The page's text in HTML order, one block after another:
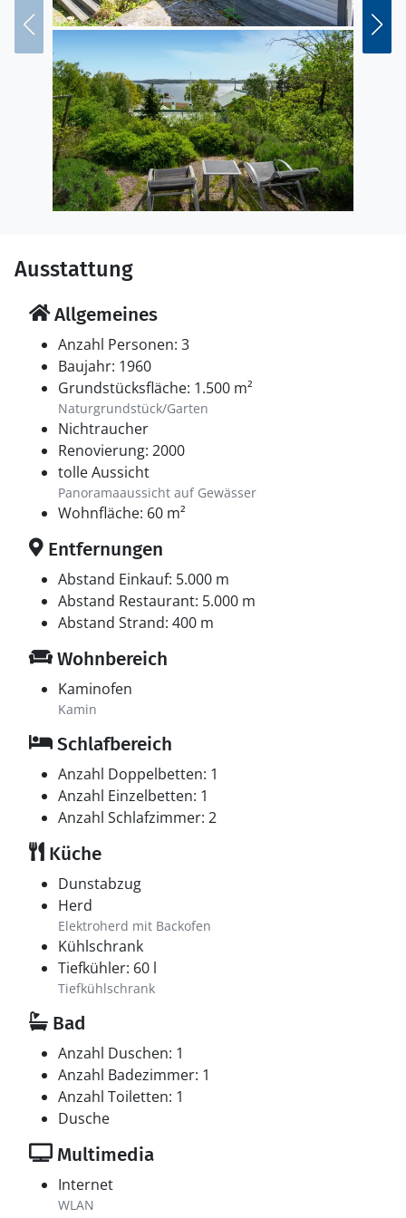
Erleben Sie das nahe gelegene Breviksbadet, einen der
schönsten Badeplätze der Umgebung. Unternehmen
Sie Bootstouren oder wandern Sie durch die felsige
Küstenlandschaft. Auch ein Besuch der Ortschaft
Åkersberga, ein Ausflug in das schöne
Naturschutzgebiet Näsudden oder eine Fahrt zu den
Schäreninseln lohnen sich in dieser vielseitigen Region.
Ausstattung
Allgemeines
Anzahl Personen: 3
Baujahr: 1960
Grundstücksfläche: 1.500 m²
Naturgrundstück/Garten
Nichtraucher
Renovierung: 2000
tolle Aussicht
Panoramaaussicht auf Gewässer
Wohnfläche: 60 m²
Entfernungen
Abstand Einkauf: 5.000 m
Abstand Restaurant: 5.000 m
Abstand Strand: 400 m
Wohnbereich
Kaminofen
Kamin
Schlafbereich
Anzahl Doppelbetten: 1
Anzahl Einzelbetten: 1
Anzahl Schlafzimmer: 2
Küche
Dunstabzug
Herd
Elektroherd mit Backofen
Kühlschrank
Tiefkühler: 60 l
Tiefkühlschrank
Bad
Anzahl Duschen: 1
Anzahl Badezimmer: 1
Anzahl Toiletten: 1
Dusche
Multimedia
Internet
WLAN